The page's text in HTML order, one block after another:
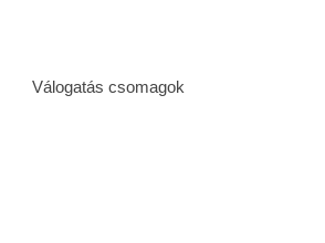
Válogatás csomagok